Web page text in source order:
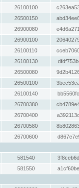
26100100
26500150
26900080
26900100
26100110
26100130
26500080
26500100
26100140
26700380
26700400
26700580
26700600
581540
581550